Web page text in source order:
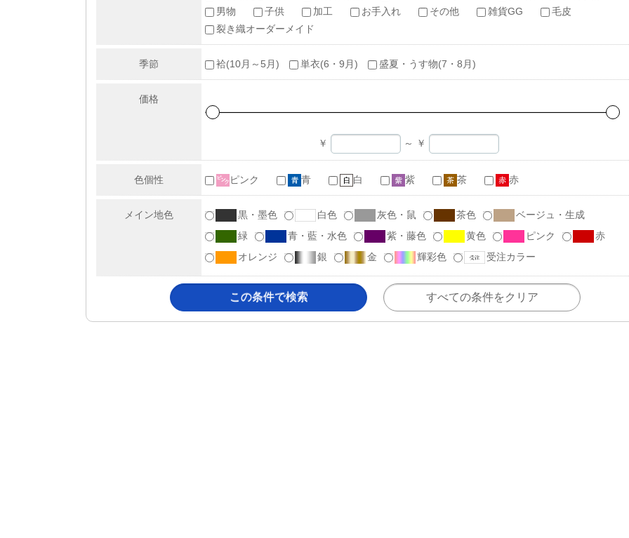
男物
子供 加工 お手入れ その他 雑貨GG
毛皮
裂き織オーダーメイド
季節 袷(10月～5月) 単衣(6・9月) 盛夏・うす物(7・8月)
価格
￥ ～ ￥
色個性 ピンク 青 白 紫 茶 赤
メイン地色 黒・墨色 白色 灰色・鼠 茶色
ベージュ・生成
緑
青・藍・水色 紫・藤色 黄色 ピンク
赤
オレンジ
銀 金 輝彩色 受注カラー